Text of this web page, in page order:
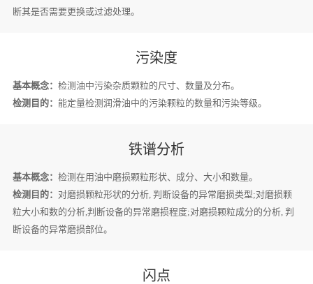
断其是否需要更换或过滤处理。
污染度
基本概念： 检测油中污染杂质颗粒的尺寸、数量及分布。
检测目的： 能定量检测润滑油中的污染颗粒的数量和污染等级。
铁谱分析
基本概念： 检测在用油中磨损颗粒形状、成分、大小和数量。
检测目的： 对磨损颗粒形状的分析, 判断设备的异常磨损类型;对磨损颗
粒大小和数的分析,判断设备的异常磨损程度;对磨损颗粒成分的分析, 判
断设备的异常磨损部位。
闪点